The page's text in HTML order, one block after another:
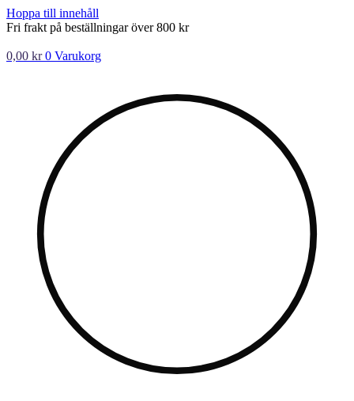
Hoppa till innehåll
Fri frakt på beställningar över 800 kr
0,00 kr 0 Varukorg